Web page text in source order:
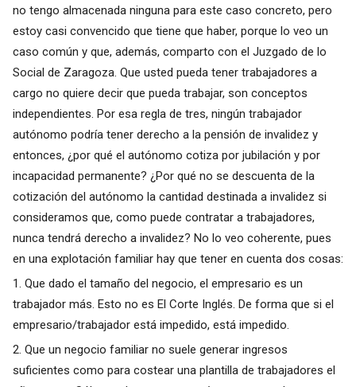
no tengo almacenada ninguna para este caso concreto, pero
estoy casi convencido que tiene que haber, porque lo veo un
caso común y que, además, comparto con el Juzgado de lo
Social de Zaragoza. Que usted pueda tener trabajadores a
cargo no quiere decir que pueda trabajar, son conceptos
independientes. Por esa regla de tres, ningún trabajador
autónomo podría tener derecho a la pensión de invalidez y
entonces, ¿por qué el autónomo cotiza por jubilación y por
incapacidad permanente? ¿Por qué no se descuenta de la
cotización del autónomo la cantidad destinada a invalidez si
consideramos que, como puede contratar a trabajadores,
nunca tendrá derecho a invalidez? No lo veo coherente, pues
en una explotación familiar hay que tener en cuenta dos cosas:
1. Que dado el tamaño del negocio, el empresario es un
trabajador más. Esto no es El Corte Inglés. De forma que si el
empresario/trabajador está impedido, está impedido.
2. Que un negocio familiar no suele generar ingresos
suficientes como para costear una plantilla de trabajadores el